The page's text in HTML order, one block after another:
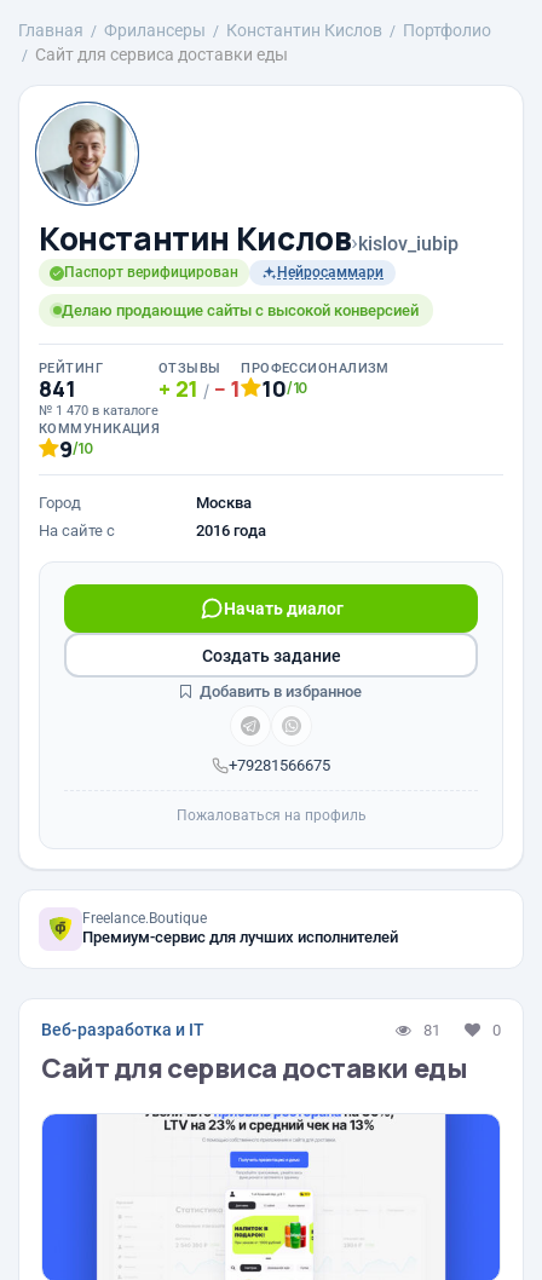
Главная Фрилансеры Константин Кислов
Портфолио
Сайт для сервиса доставки еды
Константин Кислов›kislov_iubip
Паспорт верифицирован Нейросаммари
Делаю продающие сайты с высокой конверсией
РЕЙТИНГ
841
№ 1 470 в каталоге
ОТЗЫВЫ
21 / 1
ПРОФЕССИОНАЛИЗМ
10/10
КОММУНИКАЦИЯ
9/10
Город
Москва
На сайте с
2016 года
+79281566675
Начать диалог
Создать задание
Добавить в избранное
Пожаловаться на профиль
Freelance.Boutique
Премиум-сервис для лучших исполнителей
Веб-разработка и IT 81 0
Сайт для сервиса доставки еды